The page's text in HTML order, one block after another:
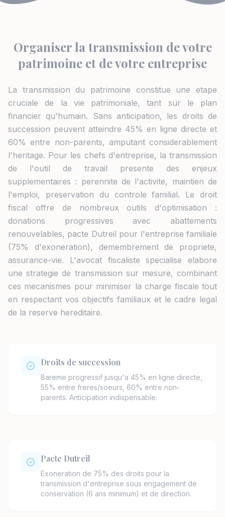
Organiser la transmission de votre
patrimoine et de votre entreprise
La transmission du patrimoine constitue une etape
cruciale de la vie patrimoniale, tant sur le plan
financier qu'humain. Sans anticipation, les droits de
succession peuvent atteindre 45% en ligne directe et
60% entre non-parents, amputant considerablement
l'heritage. Pour les chefs d'entreprise, la transmission
de l'outil de travail presente des enjeux
supplementaires : perennite de l'activite, maintien de
l'emploi, preservation du controle familial. Le droit
fiscal offre de nombreux outils d'optimisation :
donations progressives avec abattements
renouvelables, pacte Dutreil pour l'entreprise familiale
(75% d'exoneration), demembrement de propriete,
assurance-vie. L'avocat fiscaliste specialise elabore
une strategie de transmission sur mesure, combinant
ces mecanismes pour minimiser la charge fiscale tout
en respectant vos objectifs familiaux et le cadre legal
de la reserve hereditaire.
Droits de succession
Bareme progressif jusqu'a 45% en ligne directe,
55% entre freres/soeurs, 60% entre non-
parents. Anticipation indispensable.
Pacte Dutreil
Exoneration de 75% des droits pour la
transmission d'entreprise sous engagement de
conservation (6 ans minimum) et de direction.